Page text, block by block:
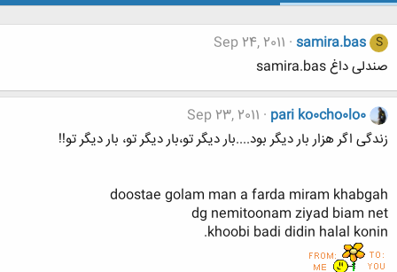
S
samira.bas
Sep 24, 2011
صندلی داغ samira.bas
pari ko0cho0lo0
Sep 23, 2011
زندگی اگر هزار بار دیگر بود....بار دیگر تو،بار دیگر تو، بار دیگر تو!!
doostae golam man a farda miram khabgah
dg nemitoonam ziyad biam net
khoobi badi didin halal konin.